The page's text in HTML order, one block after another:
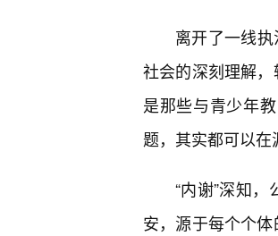
离开了一线
社会的深刻理解
是那些与青少年
题，其实都可以在
“内谢”深知
安，源于每个个